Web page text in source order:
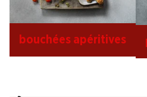
bouchées apéritives